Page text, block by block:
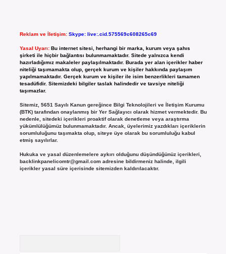
Reklam ve İletişim: Skype: live:.cid.575569c608265c69
Yasal Uyarı: Bu internet sitesi, herhangi bir marka, kurum veya şahıs
şirketi ile hiçbir bağlantısı bulunmamaktadır. Sitede yalnızca kendi
hazırladığımız makaleler paylaşılmaktadır. Burada yer alan içerikler haber
niteliği taşımamakta olup, gerçek kurum ve kişiler hakkında paylaşım
yapılmamaktadır. Gerçek kurum ve kişiler ile isim benzerlikleri tamamen
tesadüfidir. Sitemizdeki bilgiler taslak halindedir ve tavsiye niteliği
taşımazlar.
Sitemiz, 5651 Sayılı Kanun gereğince Bilgi Teknolojileri ve İletişim Kurumu
(BTK) tarafından onaylanmış bir Yer Sağlayıcı olarak hizmet vermektedir. Bu
nedenle, sitedeki içerikleri proaktif olarak denetleme veya araştırma
yükümlülüğümüz bulunmamaktadır. Ancak, üyelerimiz yazdıkları içeriklerin
sorumluluğunu taşımakta olup, siteye üye olarak bu sorumluluğu kabul
etmiş sayılırlar.
Hukuka ve yasal düzenlemelere aykırı olduğunu düşündüğünüz içerikleri,
backlinkpanelicomtr@gmail.comadresine bildirmeniz halinde, ilgili
içerikler yasal süre içerisinde sitemizden kaldırılacaktır.